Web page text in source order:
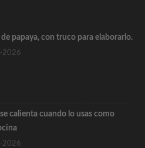
papaya, con truco para elaborarlo.
2026
calienta cuando lo usas como
2026